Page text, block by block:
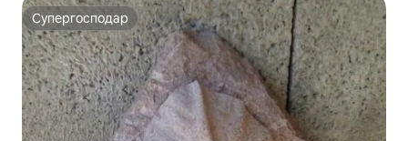
Супергосподар
Супергосподар